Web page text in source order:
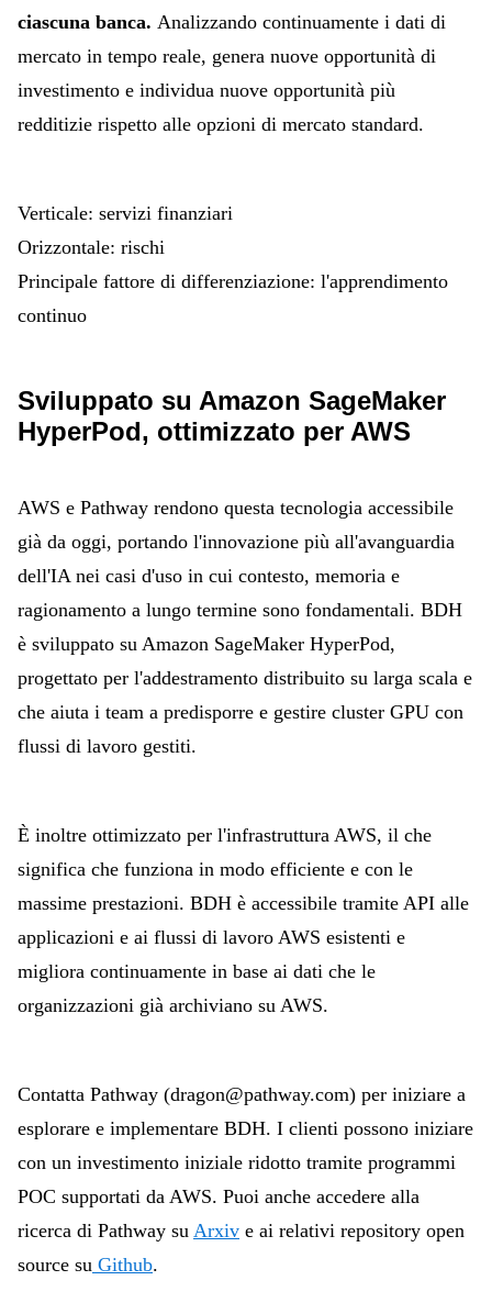
ciascuna banca. Analizzando continuamente i dati di
mercato in tempo reale, genera nuove opportunità di
investimento e individua nuove opportunità più
redditizie rispetto alle opzioni di mercato standard.
Verticale: servizi finanziari
Orizzontale: rischi
Principale fattore di differenziazione: l'apprendimento
continuo
Sviluppato su Amazon SageMaker
HyperPod, ottimizzato per AWS
AWS e Pathway rendono questa tecnologia accessibile
già da oggi, portando l'innovazione più all'avanguardia
dell'IA nei casi d'uso in cui contesto, memoria e
ragionamento a lungo termine sono fondamentali. BDH
è sviluppato su Amazon SageMaker HyperPod,
progettato per l'addestramento distribuito su larga scala e
che aiuta i team a predisporre e gestire cluster GPU con
flussi di lavoro gestiti.
È inoltre ottimizzato per l'infrastruttura AWS, il che
significa che funziona in modo efficiente e con le
massime prestazioni. BDH è accessibile tramite API alle
applicazioni e ai flussi di lavoro AWS esistenti e
migliora continuamente in base ai dati che le
organizzazioni già archiviano su AWS.
Contatta Pathway (dragon@pathway.com) per iniziare a
esplorare e implementare BDH. I clienti possono iniziare
con un investimento iniziale ridotto tramite programmi
POC supportati da AWS. Puoi anche accedere alla
ricerca di Pathway su Arxiv e ai relativi repository open
source su Github.